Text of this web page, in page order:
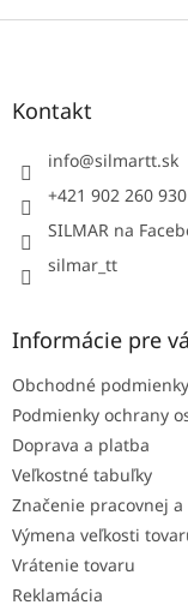
Z
Kontakt
info@silmartt.sk
+421 902 260 930
SILMAR na
silmar_tt
Informácie pre
Obchodné podmienky
Podmienky ochrany
Doprava a platba
Veľkostné tabuľky
Značenie pracovnej
Výmena veľkosti
Vrátenie tovaru
Reklamácia